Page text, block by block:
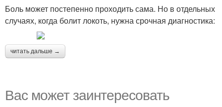
Боль может постепенно проходить сама. Но в отдельных
случаях, когда болит локоть, нужна срочная диагностика:
читать дальше →
Вас может заинтересовать